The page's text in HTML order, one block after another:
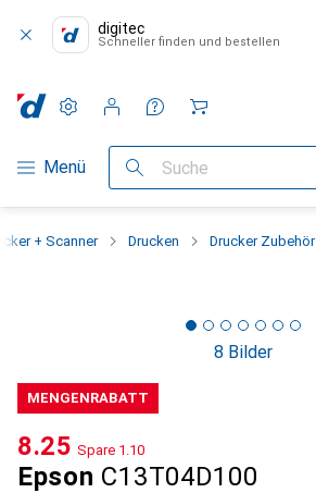
digitec
Schneller finden und bestellen
Navigation nach Kategorien
Menü Suche
Einstellungen
Kundenkonto
Vergleichslisten
Merklisten
Warenkorb
+ Scanner Drucken Drucker Zubehör
8 Bilder
MENGENRABATT
Epson C13T04D100
CHF
8.25 Spare CHF
1.10